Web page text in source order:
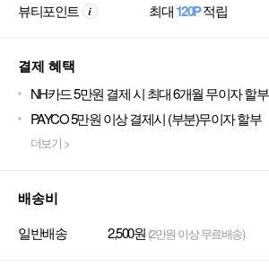
뷰티포인트 최대120P적립
결제 혜택
NH카드 5만원 결제 시 최대 6개월 무이자 할부
PAYCO 5만원 이상 결제시 (부분)무이자 할부
더보기 >
배송비
일반배송 2,500원 (2만원 이상 무료배송)